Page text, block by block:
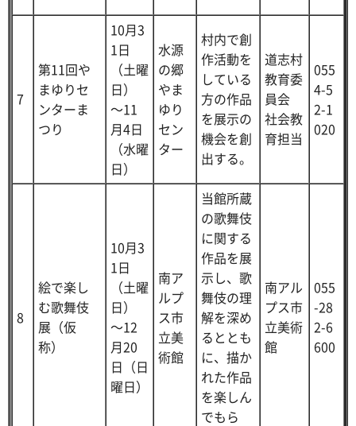
7
第11回や
まゆりセ
ンターま
つり
10月3
1日
（土曜
日）
～11
月4日
（水曜
日）
水源
の郷
やま
ゆり
セン
ター
村内で創
作活動を
している
方の作品
を展示の
機会を創
出する。
道志村
教育委
員会
社会教
育担当
055
4-5
2-1
020
8
絵で楽し
む歌舞伎
展（仮
称）
10月3
1日
（土曜
日）
～12
月20
日（日
曜日）
南ア
ルプ
ス市
立美
術館
当館所蔵
の歌舞伎
に関する
作品を展
示し、歌
舞伎の理
解を深め
るととも
に、描か
れた作品
を楽しん
でもら
南アル
プス市
立美術
館
055
-28
2-6
600